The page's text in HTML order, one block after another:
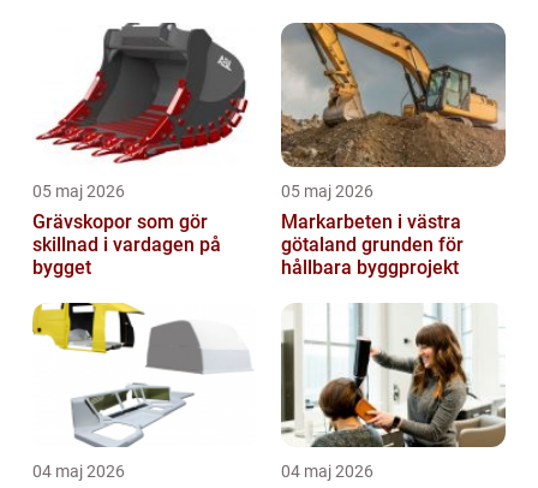
05 maj 2026
Grävskopor som gör
skillnad i vardagen på
bygget
05 maj 2026
Markarbeten i västra
götaland grunden för
hållbara byggprojekt
04 maj 2026 04 maj 2026